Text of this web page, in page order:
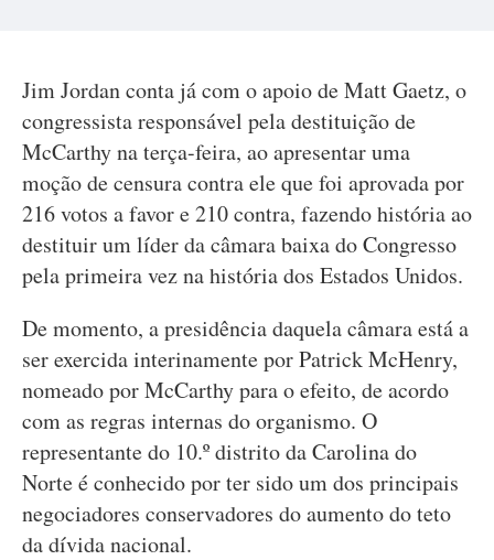
Jim Jordan conta já com o apoio de Matt Gaetz, o
congressista responsável pela destituição de
McCarthy na terça-feira, ao apresentar uma
moção de censura contra ele que foi aprovada por
216 votos a favor e 210 contra, fazendo história ao
destituir um líder da câmara baixa do Congresso
pela primeira vez na história dos Estados Unidos.
De momento, a presidência daquela câmara está a
ser exercida interinamente por Patrick McHenry,
nomeado por McCarthy para o efeito, de acordo
com as regras internas do organismo. O
representante do 10.º distrito da Carolina do
Norte é conhecido por ter sido um dos principais
negociadores conservadores do aumento do teto
da dívida nacional.